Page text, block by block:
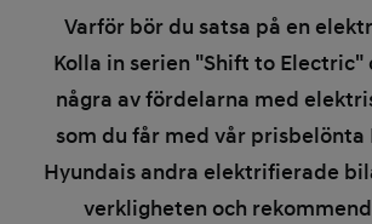
Varför bör du satsa på en
Kolla in serien "Shift to Electric"
några av fördelarna med
som du får med vår prisbelönta
Hyundais andra elektrifierade
verkligheten och